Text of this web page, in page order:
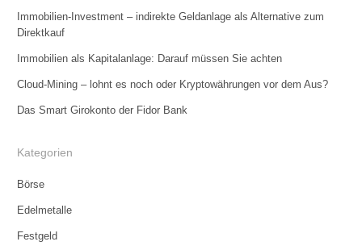
Immobilien-Investment – indirekte Geldanlage als Alternative zum
Direktkauf
Immobilien als Kapitalanlage: Darauf müssen Sie achten
Cloud-Mining – lohnt es noch oder Kryptowährungen vor dem Aus?
Das Smart Girokonto der Fidor Bank
Kategorien
Börse
Edelmetalle
Festgeld